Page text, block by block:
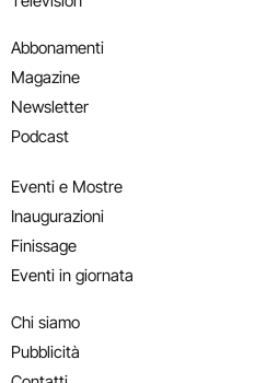
Abbonamenti
Magazine
Newsletter
Podcast
Eventi e Mostre
Inaugurazioni
Finissage
Eventi in giornata
Chi siamo
Pubblicità